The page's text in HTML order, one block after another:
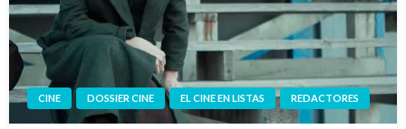
CINE DOSSIER CINE EL CINE EN LISTAS REDACTORES